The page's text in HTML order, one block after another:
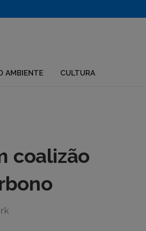
AMBIENTE CULTURA
coalizão